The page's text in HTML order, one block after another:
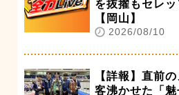
を抜擢もセレ
【岡山】
2026/08/10
【詳報】直前
客沸かせた「